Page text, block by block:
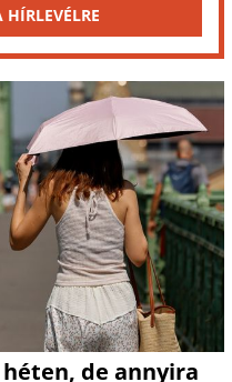
de annyira